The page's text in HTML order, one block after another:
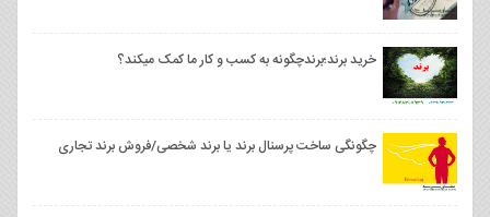
خرید برند؛برندچگونه به کسب و کار ما کمک میکند؟
چگونگی ساخت پرسنال برند یا برند شخصی/فروش برند تجاری